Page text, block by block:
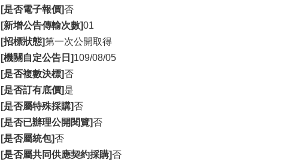
[是否電子報價]否
[新增公告傳輸次數]01
[招標狀態]第一次公開取得
[機關自定公告日]109/08/05
[是否複數決標]否
[是否訂有底價]是
[是否屬特殊採購]否
[是否已辦理公開閱覽]否
[是否屬統包]否
[是否屬共同供應契約採購]否